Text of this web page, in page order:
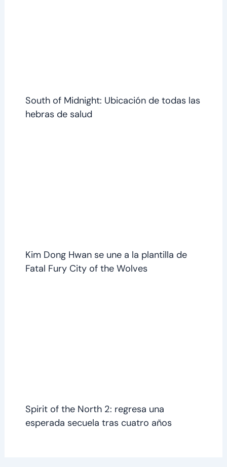
South of Midnight: Ubicación de todas las
hebras de salud
Kim Dong Hwan se une a la plantilla de
Fatal Fury City of the Wolves
Spirit of the North 2: regresa una
esperada secuela tras cuatro años